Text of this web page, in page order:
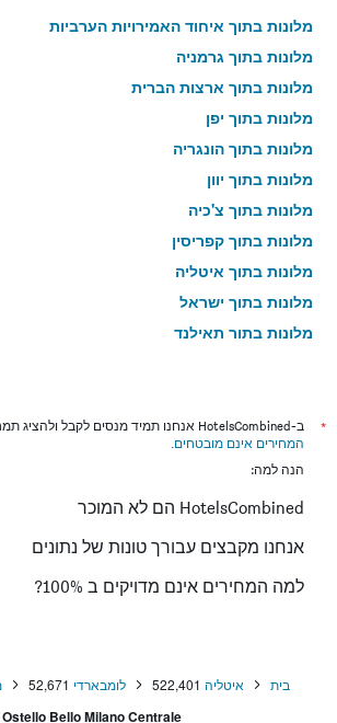
מלונות בתוך איחוד האמירויות הערביות
מלונות בתוך גרמניה
מלונות בתוך ארצות הברית
מלונות בתוך יפן
מלונות בתוך הונגריה
מלונות בתוך יוון
מלונות בתוך צ'כיה
מלונות בתוך קפריסין
מלונות בתוך איטליה
מלונות בתוך ישראל
מלונות בתוך תאילנד
*
ב-HotelsCombined אנחנו תמיד מנסים לקבל ולהציג תמחור מדויק, עם זאת,
המחירים אינם מובטחים.
הנה למה:
HotelsCombined הם לא המוכר
אנחנו מקבצים עבורך טונות של נתונים
למה המחירים אינם מדויקים ב 100%?
בית איטליה 522,401 לומבארדי 52,671
Ostello Bello Milano Centrale